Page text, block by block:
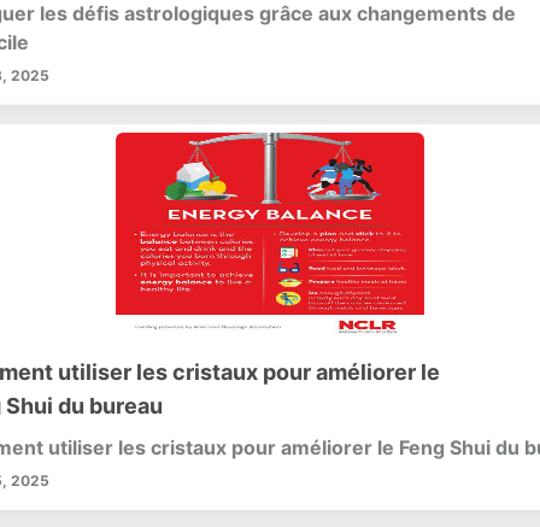
les défis astrologiques grâce aux changements de
2025
utiliser les cristaux pour améliorer le
Shui du bureau
utiliser les cristaux pour améliorer le Feng Shui du
2025